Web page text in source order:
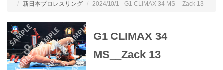
新日本プロレスリング
2024/10/1 - G1 CLIMAX 34 MS__Zack 13
G1 CLIMAX 34
MS__Zack 13